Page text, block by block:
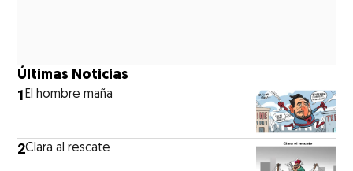
Últimas Noticias
1El hombre maña
2Clara al rescate